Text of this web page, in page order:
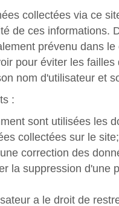
collectées via ce
de ces informations.
prévenu dans
pour éviter les failles
nom d'utilisateur et
:
sont utilisées les
collectées sur le site;
correction des
la suppression d'une
a le droit de